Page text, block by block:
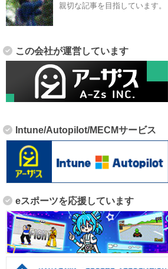
親切な記事を目指しています。
この会社が運営しています
Intune/Autopilot/MECMサービス
eスポーツを応援しています